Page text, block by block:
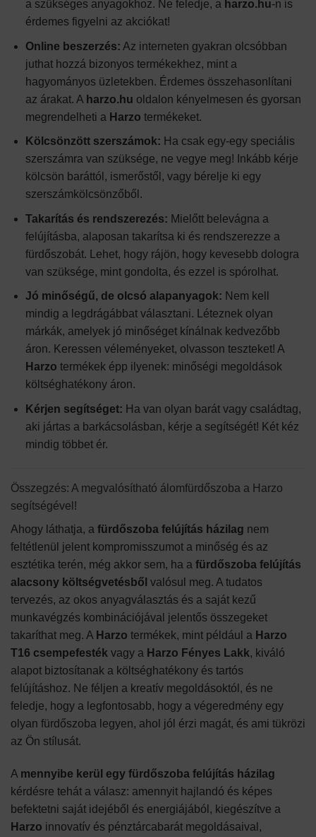
a szükséges anyagokhoz. Ne feledje, a harzo.hu-n is
érdemes figyelni az akciókat!
Online beszerzés: Az interneten gyakran olcsóbban
juthat hozzá bizonyos termékekhez, mint a
hagyományos üzletekben. Érdemes összehasonlítani
az árakat. A harzo.hu oldalon kényelmesen és gyorsan
megrendelheti a Harzo termékeket.
Kölcsönzött szerszámok: Ha csak egy-egy speciális
szerszámra van szüksége, ne vegye meg! Inkább kérje
kölcsön baráttól, ismerőstől, vagy bérelje ki egy
szerszámkölcsönzőből.
Takarítás és rendszerezés: Mielőtt belevágna a
felújításba, alaposan takarítsa ki és rendszerezze a
fürdőszobát. Lehet, hogy rájön, hogy kevesebb dologra
van szüksége, mint gondolta, és ezzel is spórolhat.
Jó minőségű, de olcsó alapanyagok: Nem kell
mindig a legdrágábbat választani. Léteznek olyan
márkák, amelyek jó minőséget kínálnak kedvezőbb
áron. Keressen véleményeket, olvasson teszteket! A
Harzo termékek épp ilyenek: minőségi megoldások
költséghatékony áron.
Kérjen segítséget: Ha van olyan barát vagy családtag,
aki jártas a barkácsolásban, kérje a segítségét! Két kéz
mindig többet ér.
Összegzés: A megvalósítható álomfürdőszoba a Harzo
segítségével!
Ahogy láthatja, a fürdőszoba felújítás házilag nem
feltétlenül jelent kompromisszumot a minőség és az
esztétika terén, még akkor sem, ha a fürdőszoba felújítás
alacsony költségvetésből valósul meg. A tudatos
tervezés, az okos anyagválasztás és a saját kezű
munkavégzés kombinációjával jelentős összegeket
takaríthat meg. A Harzo termékek, mint például a Harzo
T16 csempefesték vagy a Harzo Fényes Lakk, kiváló
alapot biztosítanak a költséghatékony és tartós
felújításhoz. Ne féljen a kreatív megoldásoktól, és ne
feledje, hogy a legfontosabb, hogy a végeredmény egy
olyan fürdőszoba legyen, ahol jól érzi magát, és ami tükrözi
az Ön stílusát.
A mennyibe kerül egy fürdőszoba felújítás házilag
kérdésre tehát a válasz: amennyit hajlandó és képes
befektetni saját idejéből és energiájából, kiegészítve a
Harzo innovatív és pénztárcabarát megoldásaival,